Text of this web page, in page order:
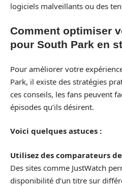
logiciels malveillants ou des
Comment optimiser
pour South Park en
Pour améliorer votre
Park, il existe des stratégies
ces conseils, les fans peuvent
épisodes qu’ils désirent.
Voici quelques astuces :
Utilisez des comparateurs
Des sites comme JustWatch
disponibilité d’un titre sur